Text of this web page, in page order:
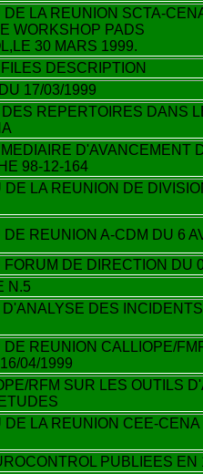
LA REUNION SCTA-
WORKSHOP PADS
30 MARS 1999.
DESCRIPTION
17/03/1999
REPERTOIRES DANS
D'AVANCEMENT
98-12-164
DE LA REUNION DE
REUNION A-CDM DU 6
DE DIRECTION DU
N.5
D'ANALYSE DES
REUNION CALLIOPE/
04/1999
RFM SUR LES OUTILS
DE LA REUNION CEE-CENA
PUBLIEES EN